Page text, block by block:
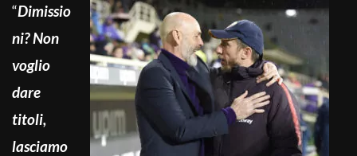
“Dimissio
ni? Non
voglio
dare
titoli,
lasciamo